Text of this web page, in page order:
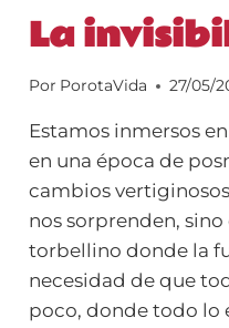
La
Por PorotaVida 27/05/
Estamos inmersos
en una época de
cambios
nos sorprenden,
torbellino donde la
necesidad de que
poco, donde todo lo